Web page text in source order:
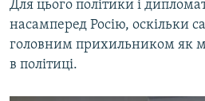
Для цього політики і
насамперед Росію, оскільки
головним прихильником як
в політиці.